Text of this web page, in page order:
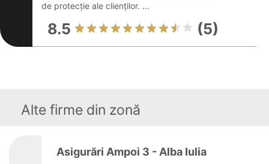
de protecție ale clienților. ...
8.5 (5)
Alte firme din zonă
Asigurări Ampoi 3 - Alba Iulia